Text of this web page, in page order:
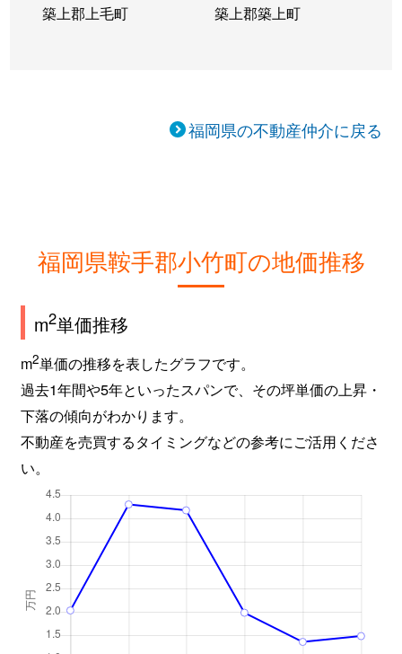
築上郡上毛町 築上郡築上町
福岡県の不動産仲介に戻る
福岡県鞍手郡小竹町の地価推移
m2単価推移
m2単価の推移を表したグラフです。
過去1年間や5年といったスパンで、その坪単価の上昇・
下落の傾向がわかります。
不動産を売買するタイミングなどの参考にご活用くださ
い。